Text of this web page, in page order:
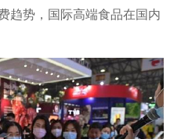
趋势，国际高端食品在国内